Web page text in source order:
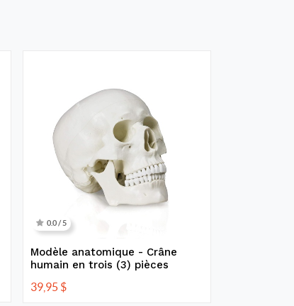
0.0 / 5
Modèle anatomique - Crâne
humain en trois (3) pièces
39,95$